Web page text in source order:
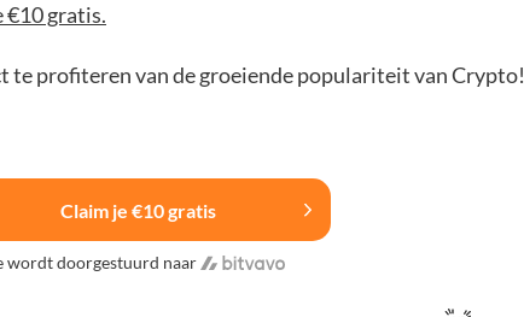
€10 gratis.
te profiteren van de groeiende populariteit van Crypto!
Claim je €10 gratis
wordt doorgestuurd naar